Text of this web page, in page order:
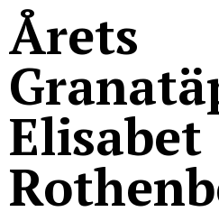
Årets
Elisabet